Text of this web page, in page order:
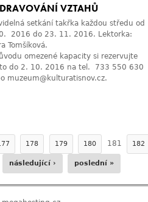
VZTAHŮ
setkání takřka každou středu od
2016 do 23. 11. 2016. Lektorka:
Tomšíková.
omezené kapacity si rezervujte
do 2. 10. 2016 na tel. 733 550 630
muzeum@kulturatisnov.cz.
178 179 180 181 182
následující › poslední »